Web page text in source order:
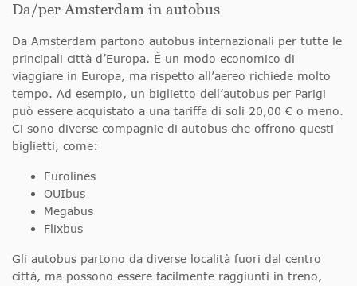
Da/per Amsterdam in autobus
Da Amsterdam partono autobus internazionali per tutte le
principali città d’Europa. È un modo economico di
viaggiare in Europa, ma rispetto all’aereo richiede molto
tempo. Ad esempio, un biglietto dell’autobus per Parigi
può essere acquistato a una tariffa di soli 20,00 € o meno.
Ci sono diverse compagnie di autobus che offrono questi
biglietti, come:
Eurolines
OUIbus
Megabus
Flixbus
Gli autobus partono da diverse località fuori dal centro
città, ma possono essere facilmente raggiunti in treno,